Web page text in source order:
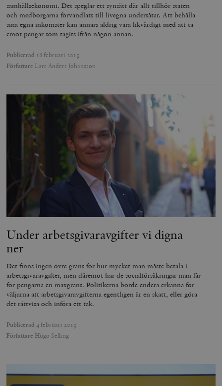
samhällsekonomi. Det speglar ett synsätt där allt tillhör staten
och medborgarna förvandlats till livegna undersåtar. Att behålla
sina egna inkomster kan annars aldrig vara likvärdigt med att ta
emot pengar som tagits ifrån någon annan.
Publicerad 18 februari 2019
Författare Lars Anders Johansson
Under arbetsgivaravgifter vi digna
ner
Det finns ingen övre gräns för hur mycket man måste betala i
arbetsgivaravgifter, men däremot har de socialförsäkringar man får
för pengarna en maxgräns. Politikerna borde endera erkänna för
väljarna att arbetsgivaravgifterna egentligen är en skatt, eller göra
det rättvisa och införa ett tak.
Publicerad 4 februari 2019
Författare Hugo Selling